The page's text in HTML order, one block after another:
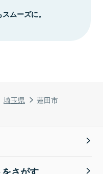
埼玉県 蓮田市
ムーズに。
さがす